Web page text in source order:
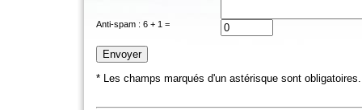
Anti-spam : 6 + 1 =
* Les champs marqués d'un astérisque sont obligatoires.